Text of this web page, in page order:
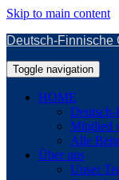
Skip to main content
Deutsch-Finnische
Toggle navigation
HOME
Deutsch-
Mitglied
Alle
Über uns
Unser